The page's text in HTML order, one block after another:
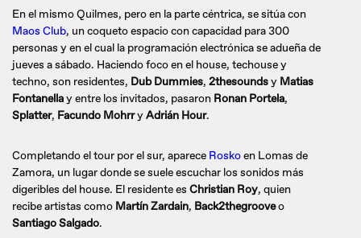
En el mismo Quilmes, pero en la parte céntrica, se sitúa con
Maos Club, un coqueto espacio con capacidad para 300
personas y en el cual la programación electrónica se adueña de
jueves a sábado. Haciendo foco en el house, techouse y
techno, son residentes, Dub Dummies, 2thesoundsy Matias
Fontanellay entre los invitados, pasaron Ronan Portela,
Splatter, Facundo MohrryAdrián Hour.
Completando el tour por el sur, aparece Roskoen Lomas de
Zamora, un lugar donde se suele escuchar los sonidos más
digeribles del house. El residente es Christian Roy, quien
recibe artistas como Martín Zardain, Back2thegrooveo
Santiago Salgado.